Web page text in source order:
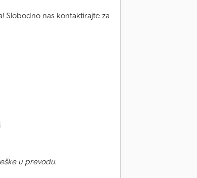
Slobodno nas kontaktirajte za
u prevodu.